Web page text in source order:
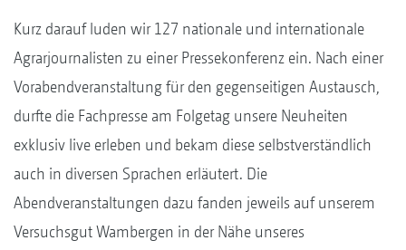
Kurz darauf luden wir 127 nationale und internationale
Agrarjournalisten zu einer Pressekonferenz ein. Nach einer
Vorabendveranstaltung für den gegenseitigen Austausch,
durfte die Fachpresse am Folgetag unsere Neuheiten
exklusiv live erleben und bekam diese selbstverständlich
auch in diversen Sprachen erläutert. Die
Abendveranstaltungen dazu fanden jeweils auf unserem
Versuchsgut Wambergen in der Nähe unseres